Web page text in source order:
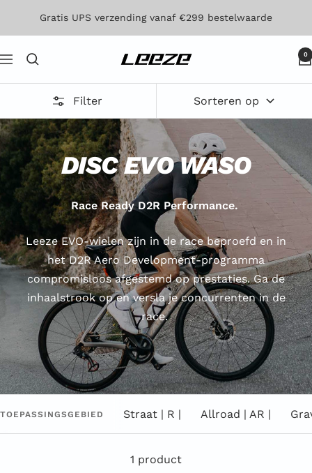
inhoud
Gratis UPS verzending vanaf €299 bestelwaarde
Navigatie Leeze 0
Filter Sorteren op
DISC EVO WASO
Race Ready D2R Performance.
Leeze EVO-wielen zijn in de race beproefd en in
het D2R Aero Development-programma
compromisloos afgestemd op prestaties. Ga de
inhaalstrook op en versla je concurrenten in de
race.
TOEPASSINGSGEBIED Straat | R | Allroad | AR |
1 product